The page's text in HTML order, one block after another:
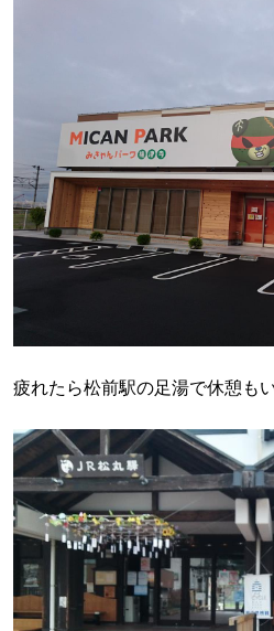
疲れたら松前駅の足湯で休憩も